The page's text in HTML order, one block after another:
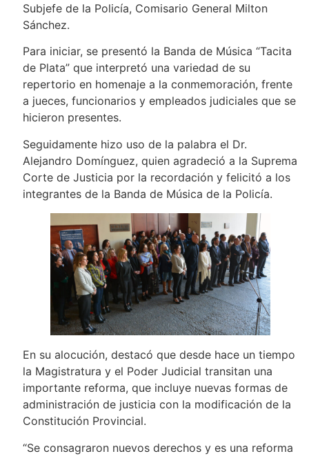
Subjefe de la Policía, Comisario General Milton
Sánchez.
Para iniciar, se presentó la Banda de Música “Tacita
de Plata” que interpretó una variedad de su
repertorio en homenaje a la conmemoración, frente
a jueces, funcionarios y empleados judiciales que se
hicieron presentes.
Seguidamente hizo uso de la palabra el Dr.
Alejandro Domínguez, quien agradeció a la Suprema
Corte de Justicia por la recordación y felicitó a los
integrantes de la Banda de Música de la Policía.
En su alocución, destacó que desde hace un tiempo
la Magistratura y el Poder Judicial transitan una
importante reforma, que incluye nuevas formas de
administración de justicia con la modificación de la
Constitución Provincial.
“Se consagraron nuevos derechos y es una reforma